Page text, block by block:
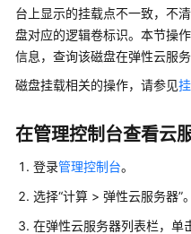
告
产
介
费
说
台上显示的挂载点不一致，不
盘对应的逻辑卷标识。本节操
信息，查询该磁盘在弹性云服
磁盘挂载相关的操作，请参见
在管理控制台查看云
登录管理控制台。
选择“计算 > 弹性云服务器”。
在弹性云服务器列表栏，单